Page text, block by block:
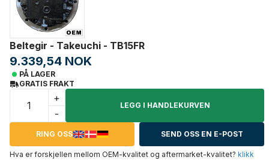
Beltegir - Takeuchi - TB15FR
9.339,54 NOK
PÅ LAGER
GRATIS FRAKT
+
-
LEGG I HANDLEKURVEN
RING OSS SEND OSS EN E-POST
Hva er forskjellen mellom OEM-kvalitet og aftermarket-kvalitet? klikk